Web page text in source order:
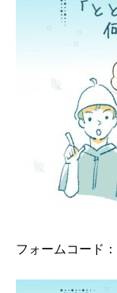
フォームコード：